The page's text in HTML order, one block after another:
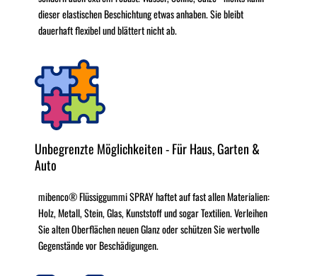
dieser elastischen Beschichtung etwas anhaben. Sie bleibt
dauerhaft flexibel und blättert nicht ab.
Unbegrenzte Möglichkeiten - Für Haus, Garten &
Auto
mibenco® Flüssiggummi SPRAY haftet auf fast allen Materialien:
Holz, Metall, Stein, Glas, Kunststoff und sogar Textilien. Verleihen
Sie alten Oberflächen neuen Glanz oder schützen Sie wertvolle
Gegenstände vor Beschädigungen.